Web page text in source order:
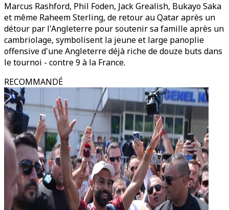
Marcus Rashford, Phil Foden, Jack Grealish, Bukayo Saka
et même Raheem Sterling, de retour au Qatar après un
détour par l'Angleterre pour soutenir sa famille après un
cambriolage, symbolisent la jeune et large panoplie
offensive d'une Angleterre déjà riche de douze buts dans
le tournoi - contre 9 à la France.
RECOMMANDÉ